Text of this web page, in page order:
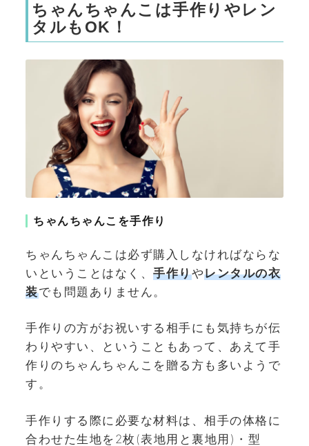
ちゃんちゃんこは手作りやレン
タルもOK！
ちゃんちゃんこを手作り
ちゃんちゃんこは必ず購入しなければならな
いということはなく、 手作りやレンタルの衣
装でも問題ありません。
手作りの方がお祝いする相手にも気持ちが伝
わりやすい、ということもあって、あえて手
作りのちゃんちゃんこを贈る方も多いようで
す。
手作りする際に必要な材料は、相手の体格に
合わせた生地を2枚(表地用と裏地用)・型